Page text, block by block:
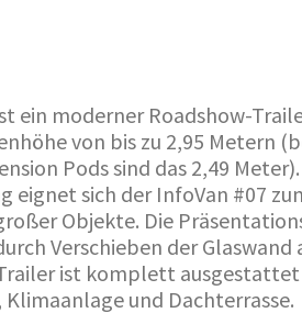
ein moderner Roadshow-
von bis zu 2,95 Metern
Pods sind das 2,49
eignet sich der InfoVan #07
Objekte. Die
Verschieben der Glaswand
ist komplett
Klimaanlage und Dachterrasse.